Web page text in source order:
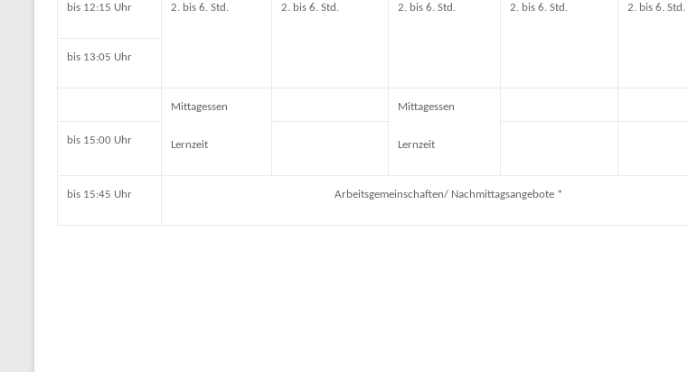
bis 12:15 Uhr 2. bis 6. Std. 2. bis 6. Std. 2. bis 6. Std. 2. bis 6. Std. 2. bis 6. Std.
bis 13:05 Uhr
Mittagessen
Lernzeit
Mittagessen
Lernzeit
bis 15:00 Uhr
bis 15:45 Uhr Arbeitsgemeinschaften/ Nachmittagsangebote *